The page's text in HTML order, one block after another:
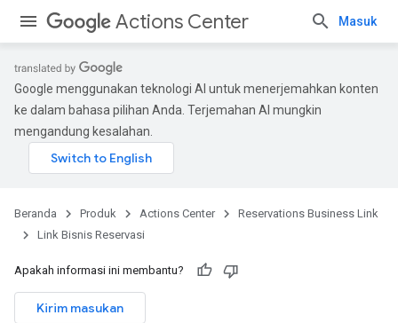
Actions Center Masuk
Google menggunakan teknologi AI untuk menerjemahkan konten
ke dalam bahasa pilihan Anda. Terjemahan AI mungkin
mengandung kesalahan.
Beranda Produk Actions Center
Reservations Business Link
Link Bisnis Reservasi
Apakah informasi ini membantu?
Kirim masukan